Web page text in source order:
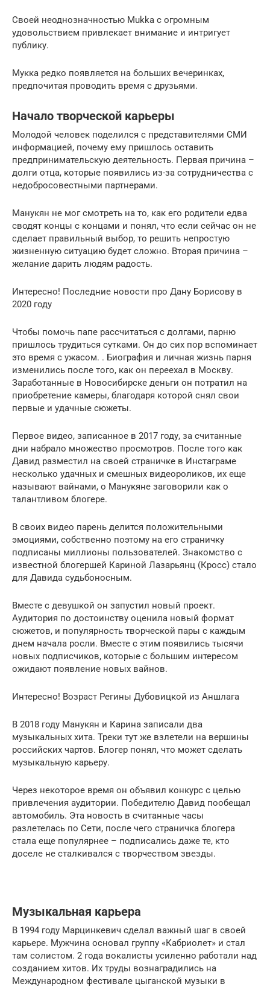
Своей неоднозначностью Mukka с огромным
удовольствием привлекает внимание и интригует
публику.
Мукка редко появляется на больших вечеринках,
предпочитая проводить время с друзьями.
Начало творческой карьеры
Молодой человек поделился с представителями СМИ
информацией, почему ему пришлось оставить
предпринимательскую деятельность. Первая причина –
долги отца, которые появились из-за сотрудничества с
недобросовестными партнерами.
Манукян не мог смотреть на то, как его родители едва
сводят концы с концами и понял, что если сейчас он не
сделает правильный выбор, то решить непростую
жизненную ситуацию будет сложно. Вторая причина –
желание дарить людям радость.
Интересно! Последние новости про Дану Борисову в
2020 году
Чтобы помочь папе рассчитаться с долгами, парню
пришлось трудиться сутками. Он до сих пор вспоминает
это время с ужасом. . Биография и личная жизнь парня
изменились после того, как он переехал в Москву.
Заработанные в Новосибирске деньги он потратил на
приобретение камеры, благодаря которой снял свои
первые и удачные сюжеты.
Первое видео, записанное в 2017 году, за считанные
дни набрало множество просмотров. После того как
Давид разместил на своей страничке в Инстаграме
несколько удачных и смешных видеороликов, их еще
называют вайнами, о Манукяне заговорили как о
талантливом блогере.
В своих видео парень делится положительными
эмоциями, собственно поэтому на его страничку
подписаны миллионы пользователей. Знакомство с
известной блогершей Кариной Лазарьянц (Кросс) стало
для Давида судьбоносным.
Вместе с девушкой он запустил новый проект.
Аудитория по достоинству оценила новый формат
сюжетов, и популярность творческой пары с каждым
днем начала росли. Вместе с этим появились тысячи
новых подписчиков, которые с большим интересом
ожидают появление новых вайнов.
Интересно! Возраст Регины Дубовицкой из Аншлага
В 2018 году Манукян и Карина записали два
музыкальных хита. Треки тут же взлетели на вершины
российских чартов. Блогер понял, что может сделать
музыкальную карьеру.
Через некоторое время он объявил конкурс с целью
привлечения аудитории. Победителю Давид пообещал
автомобиль. Эта новость в считанные часы
разлетелась по Сети, после чего страничка блогера
стала еще популярнее – подписались даже те, кто
доселе не сталкивался с творчеством звезды.
Музыкальная карьера
В 1994 году Марцинкевич сделал важный шаг в своей
карьере. Мужчина основал группу «Кабриолет» и стал
там солистом. 2 года вокалисты усиленно работали над
созданием хитов. Их труды вознаградились на
Международном фестивале цыганской музыки в